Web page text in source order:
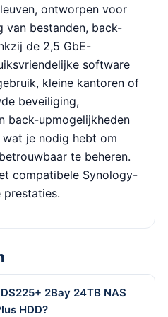
ontworpen voor
van bestanden, back-
de 2,5 GbE-
software
kleine kantoren of
beveiliging,
back-upmogelijkheden
je nodig hebt om
te beheren.
compatibele Synology-
2Bay 24TB NAS
HDD?